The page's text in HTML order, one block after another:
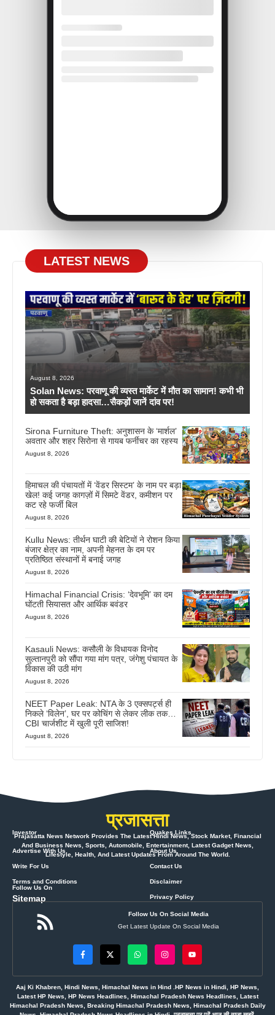
LATEST NEWS
August 8, 2026
Solan News: परवाणू की व्यस्त मार्केट में मौत का सामान! कभी भी
हो सकता है बड़ा हादसा…सैकड़ों जानें दांव पर!
Sirona Furniture Theft: अनुशासन के ‘मार्शल’
अवतार और शहर सिरोना से गायब फर्नीचर का रहस्य
August 8, 2026
हिमाचल की पंचायतों में ‘वेंडर सिस्टम’ के नाम पर बड़ा
खेल! कई जगह कागज़ों में सिमटे वेंडर, कमीशन पर
कट रहे फर्जी बिल
August 8, 2026
Kullu News: तीर्थन घाटी की बेटियों ने रोशन किया
बंजार क्षेत्र का नाम, अपनी मेहनत के दम पर
प्रतिष्ठित संस्थानों में बनाई जगह
August 8, 2026
Himachal Financial Crisis: ‘देवभूमि’ का दम
घोंटती सियासत और आर्थिक बवंडर
August 8, 2026
Kasauli News: कसौली के विधायक विनोद
सुल्तानपुरी को सौंपा गया मांग पत्र, जंगेशु पंचायत के
विकास की उठी मांग
August 8, 2026
NEET Paper Leak: NTA के 3 एक्सपर्ट्स ही
निकले ‘विलेन’, घर पर कोचिंग से लेकर लीक तक…
CBI चार्जशीट में खुली पूरी साजिश!
August 8, 2026
प्रजासत्ता
Prajasatta News Network Provides The Latest Hindi News, Stock Market, Financial
And Business News, Sports, Automobile, Entertainment, Latest Gadget News,
Lifestyle, Health, And Latest Updates From Around The World.
Investor
Advertise With Us
Write For Us
Terms and Conditions
Sitemap
Quakes Links
About Us
Contact Us
Disclaimer
Privacy Policy
Follow Us On
Follow Us On Social Media
Get Latest Update On Social Media
Aaj Ki Khabren, Hindi News, Himachal News in Hind .HP News in Hindi, HP News,
Latest HP News, HP News Headlines, Himachal Pradesh News Headlines, Latest
Himachal Pradesh News, Breaking Himachal Pradesh News, Himachal Pradesh Daily